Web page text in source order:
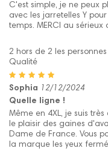
C'est simple, je ne peux
avec les jarretelles Y
temps. MERCI au sérieux
2 hors de 2 les
Qualité
Sophia 12/12/2024
Quelle ligne !
Même en 4XL, je suis
le plaisir des gaines
Dame de France. Vous
la marque les yeux